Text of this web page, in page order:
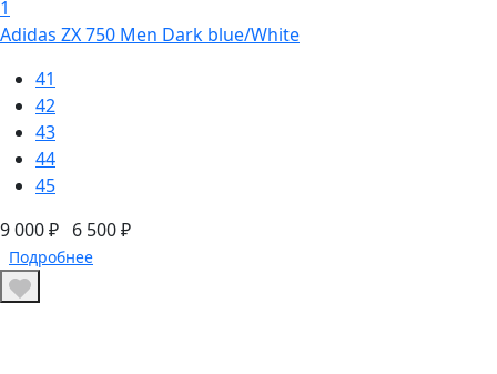
1
Adidas ZX 750 Men Dark blue/White
41
42
43
44
45
9 000 ₽ 6 500 ₽
Подробнее